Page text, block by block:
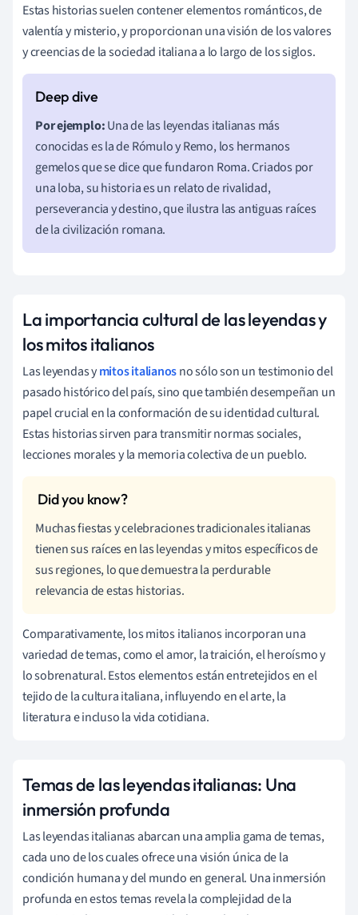
Estas historias suelen contener elementos románticos, de
valentía y misterio, y proporcionan una visión de los valores
y creencias de la sociedad italiana a lo largo de los siglos.
Por ejemplo:Una de las leyendas italianas más
conocidas es la de Rómulo y Remo, los hermanos
gemelos que se dice que fundaron Roma. Criados por
una loba, su historia es un relato de rivalidad,
perseverancia y destino, que ilustra las antiguas raíces
de la civilización romana.
La importancia cultural de las leyendas y
los mitos italianos
Las leyendas ymitos italianosno sólo son un testimonio del
pasado histórico del país, sino que también desempeñan un
papel crucial en la conformación de su identidad cultural.
Estas historias sirven para transmitir normas sociales,
lecciones morales y la memoria colectiva de un pueblo.
Muchas fiestas y celebraciones tradicionales italianas
tienen sus raíces en las leyendas y mitos específicos de
sus regiones, lo que demuestra la perdurable
relevancia de estas historias.
Comparativamente, los mitos italianos incorporan una
variedad de temas, como el amor, la traición, el heroísmo y
lo sobrenatural. Estos elementos están entretejidos en el
tejido de la cultura italiana, influyendo en el arte, la
literatura e incluso la vida cotidiana.
Temas de las leyendas italianas: Una
inmersión profunda
Las leyendas italianas abarcan una amplia gama de temas,
cada uno de los cuales ofrece una visión única de la
condición humana y del mundo en general. Una inmersión
profunda en estos temas revela la complejidad de la